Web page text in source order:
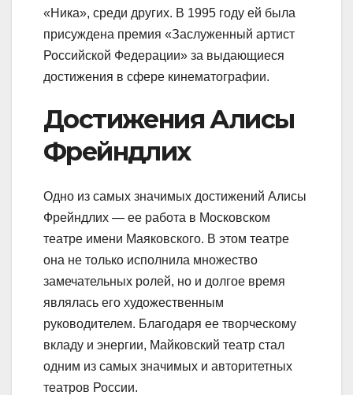
«Ника», среди других. В 1995 году ей была
присуждена премия «Заслуженный артист
Российской Федерации» за выдающиеся
достижения в сфере кинематографии.
Достижения Алисы
Фрейндлих
Одно из самых значимых достижений Алисы
Фрейндлих — ее работа в Московском
театре имени Маяковского. В этом театре
она не только исполнила множество
замечательных ролей, но и долгое время
являлась его художественным
руководителем. Благодаря ее творческому
вкладу и энергии, Майковский театр стал
одним из самых значимых и авторитетных
театров России.